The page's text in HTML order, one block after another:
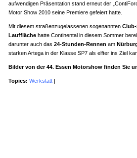
aufwendigen Präsentation stand erneut der
Motor Show 2010 seine Premiere gefeiert hatte.
Mit diesem straßenzugelassenen sogenannten
Lauffläche hatte Continental in diesem Sommer
darunter auch das 24-Stunden-Rennen am
starken Artega in der Klasse SP7 als elfter ins Ziel
Bilder von der 44. Essen Motorshow finden Sie
Topics: Werkstatt |